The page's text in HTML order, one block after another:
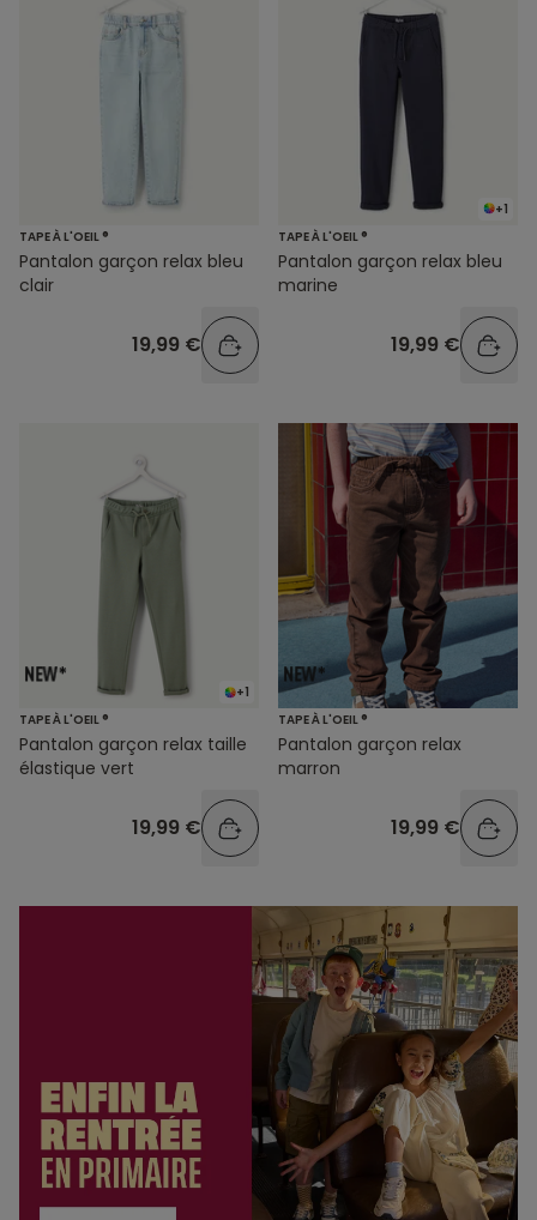
TAPE À L'OEIL ®
Pantalon garçon relax bleu
clair
19,99 €
+1
TAPE À L'OEIL ®
Pantalon garçon relax bleu
marine
19,99 €
+1
TAPE À L'OEIL ®
Pantalon garçon relax taille
élastique vert
19,99 €
TAPE À L'OEIL ®
Pantalon garçon relax
marron
19,99 €